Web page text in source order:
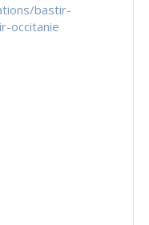
bastir-
occitanie